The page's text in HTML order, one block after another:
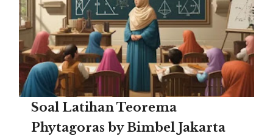
Soal Latihan Teorema
Phytagoras by Bimbel Jakarta